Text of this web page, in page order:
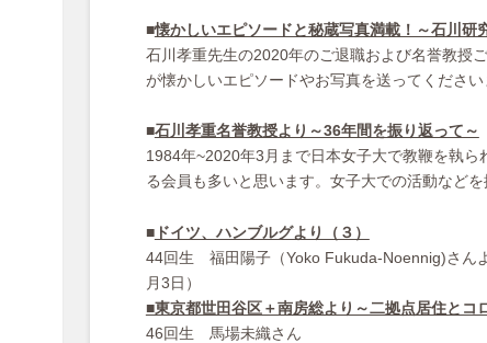
■懐かしいエピソードと秘蔵写真満載！～石川研
石川孝重先生の2020年のご退職および名誉教授
が懐かしいエピソードやお写真を送ってください
■石川孝重名誉教授より～36年間を振り返って～
1984年~2020年3月まで日本女子大で教鞭を執
る会員も多いと思います。女子大での活動など
■ドイツ、ハンブルグより（３）
44回生 福田陽子（Yoko Fukuda-Noennig)さん
月3日）
■東京都世田谷区＋南房総より～二拠点居住とコ
46回生 馬場未織さん